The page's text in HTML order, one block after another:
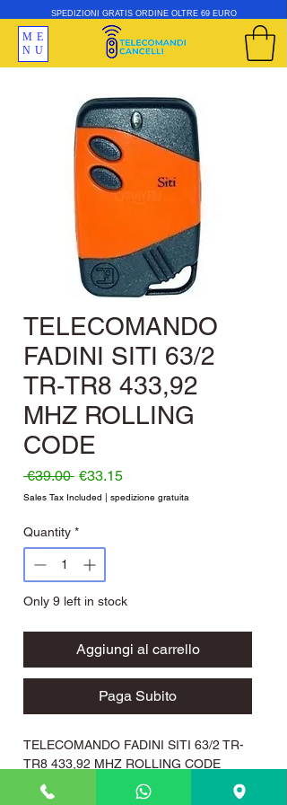
ME
NU
SPEDIZIONI GRATIS ORDINE OLTRE 69 EURO
TELECOMANDO
FADINI SITI 63/2
TR-TR8 433,92
MHZ ROLLING
CODE
€39.00 Regular Price
€33.15Sale Price
Sales Tax Included spedizione gratuita
Quantity *
Only 9 left in stock
Aggiungi al carrello
Paga Subito
TELECOMANDO FADINI SITI 63/2 TR-
TR8 433,92 MHZ ROLLING CODE
Telecomando cancello Fadini SITI
63/2TR - TR8 frequenza 433.92 Mhz,